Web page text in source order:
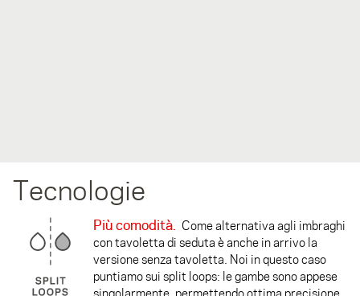
Tecnologie
Più comodità. Come alternativa agli imbraghi
con tavoletta di seduta è anche in arrivo la
versione senza tavoletta. Noi in questo caso
puntiamo sui split loops: le gambe sono appese
singolarmente, permettendo ottima precisione